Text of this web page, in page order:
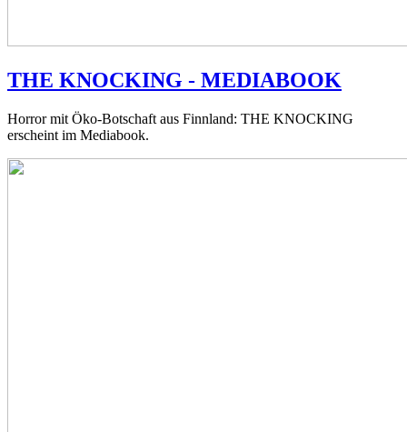
THE KNOCKING - MEDIABOOK
Horror mit Öko-Botschaft aus Finnland: THE KNOCKING
erscheint im Mediabook.